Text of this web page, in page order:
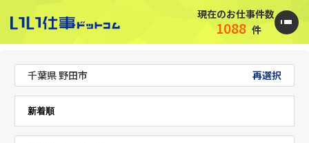
現在のお仕事件数
1088 件
千葉県 野田市 再選択